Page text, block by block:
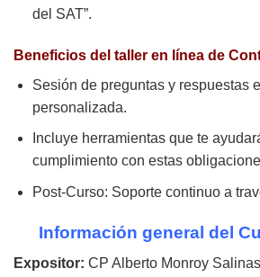
del SAT”.
Beneficios del taller en línea de
Sesión de preguntas y respuestas
personalizada.
Incluye herramientas que te
cumplimiento con estas
Post-Curso: Soporte continuo a
Información general del
Expositor: CP Alberto Monroy